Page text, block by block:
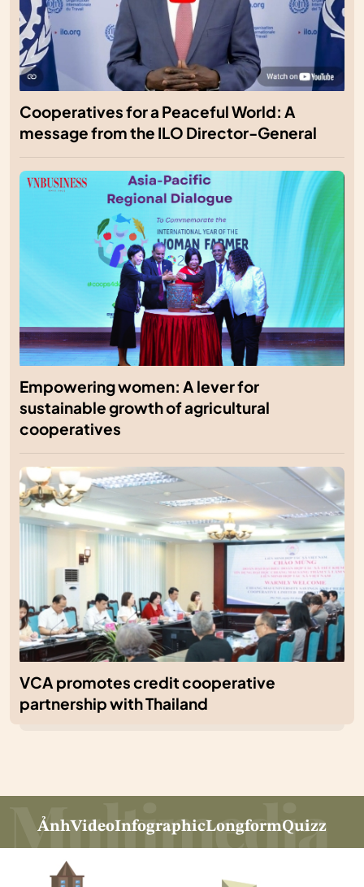
Cooperatives for a Peaceful World: A
message from the ILO Director-General
Empowering women: A lever for
sustainable growth of agricultural
cooperatives
VCA promotes credit cooperative
partnership with Thailand
ẢnhVideoInfographicLongformQuizz